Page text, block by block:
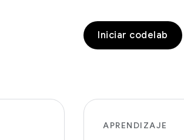
Iniciar codelab
APRENDIZAJE